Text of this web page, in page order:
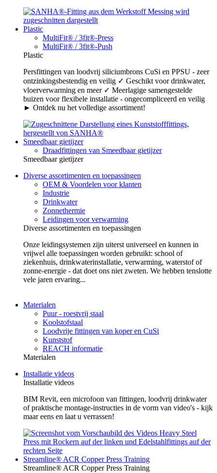
Plastic
MultiFit® / 3fit®-Press
MultiFit® / 3fit®-Push
Plastic
Persfittingen van loodvrij siliciumbrons CuSi en PPSU - zeer
ontzinkingsbestendig en veilig ✓ Geschikt voor drinkwater,
vloerverwarming en meer ✓ Meerlagige samengestelde
buizen voor flexibele installatie - ongecompliceerd en veilig
► Ontdek nu het volledige assortiment!
Smeedbaar gietijzer
Draadfittingen van Smeedbaar gietijzer
Smeedbaar gietijzer
Diverse assortimenten en toepassingen
OEM & Voordelen voor klanten
Industrie
Drinkwater
Zonnethermie
Leidingen voor verwarming
Diverse assortimenten en toepassingen
Onze leidingsystemen zijn uiterst universeel en kunnen in
vrijwel alle toepassingen worden gebruikt: school of
ziekenhuis, drinkwaterinstallatie, verwarming, waterstof of
zonne-energie - dat doet ons niet zweten. We hebben tenslotte
vele jaren ervaring...
Materialen
Puur - roestvrij staal
Koolstofstaal
Loodvrije fittingen van koper en CuSi
Kunststof
REACH informatie
Materialen
Installatie videos
Installatie videos
BIM Revit, een microfoon van fittingen, loodvrij drinkwater
of praktische montage-instructies in de vorm van video's - kijk
maar eens en laat u verrassen!
Streamline® ACR Copper Press Training
Streamline® ACR Copper Press Training